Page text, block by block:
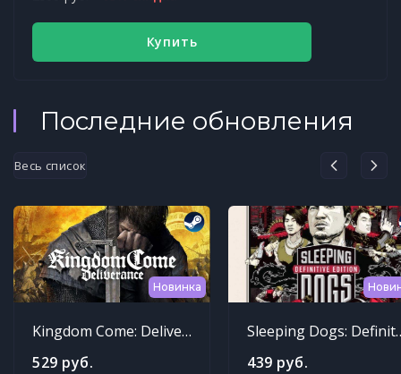
Купить
Последние обновления
Весь список
Новинка
Kingdom Come: Deliverance
529 руб.
Sleeping
439 руб.